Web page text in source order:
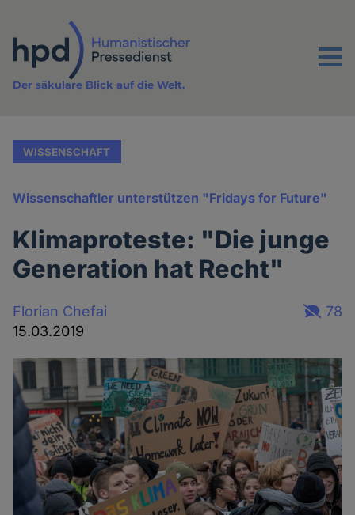
Inhalt
Menu
Der säkulare Blick auf die Welt.
WISSENSCHAFT
Wissenschaftler unterstützen "Fridays for Future"
Klimaproteste: "Die junge
Generation hat Recht"
Florian Chefai
15.03.2019
78